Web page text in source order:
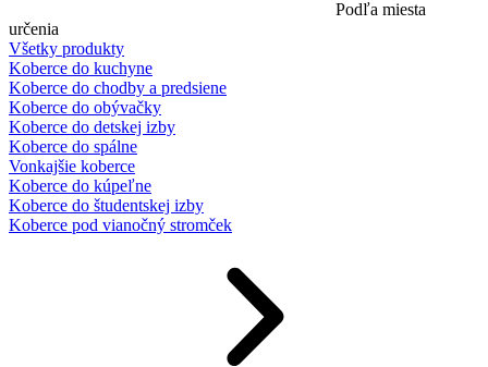
Podľa miesta
určenia
Všetky produkty
Koberce do kuchyne
Koberce do chodby a predsiene
Koberce do obývačky
Koberce do detskej izby
Koberce do spálne
Vonkajšie koberce
Koberce do kúpeľne
Koberce do študentskej izby
Koberce pod vianočný stromček